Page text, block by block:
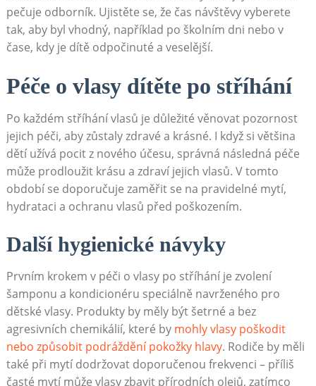
pečuje odborník. Ujistěte se, že čas návštěvy vyberete
tak, aby byl vhodný, například po školním dni nebo v
čase, kdy je dítě odpočinuté a veselější.
Péče o vlasy dítěte po stříhání
Po každém stříhání vlasů je důležité věnovat pozornost
jejich péči, aby zůstaly zdravé a krásné. I když si většina
dětí užívá pocit z nového účesu, správná následná péče
může prodloužit krásu a zdraví jejich vlasů. V tomto
období se doporučuje zaměřit se na pravidelné mytí,
hydrataci a ochranu vlasů před poškozením.
Další hygienické návyky
Prvním krokem v péči o vlasy po stříhání je zvolení
šamponu a kondicionéru speciálně navrženého pro
dětské vlasy. Produkty by měly být šetrné a bez
agresivních chemikálií, které by mohly vlasy poškodit
nebo způsobit podráždění pokožky hlavy. Rodiče by měli
také při mytí dodržovat doporučenou frekvenci – příliš
časté mytí může vlasy zbavit přírodních olejů, zatímco